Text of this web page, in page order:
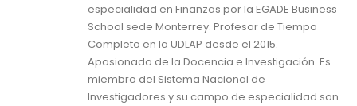
especialidad en Finanzas por la EGADE Business
School sede Monterrey. Profesor de Tiempo
Completo en la UDLAP desde el 2015.
Apasionado de la Docencia e Investigación. Es
miembro del Sistema Nacional de
Investigadores y su campo de especialidad son